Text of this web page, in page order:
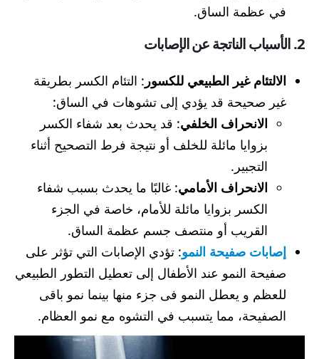
في عظمة الساق.
2. الأسباب الناتجة عن الإصابات
الالتئام غير الطبيعي للكسور : التئام الكسر بطريقة
غير صحيحة قد يؤدي إلى تشوهات في الساق:
الانحراف الخلفي: قد يحدث بعد شفاء الكسر
بزوايا مائلة للخلف أو نتيجة فرط التصحيح أثناء
التجبير.
الانحراف الأمامي: غالبًا ما يحدث بسبب شفاء
الكسر بزوايا مائلة للأمام، خاصة في الجزء
القريب أو منتصف جسم عظمة الساق.
إصابات صفيحة النمو: تؤدي الإصابات التي تؤثر على
صفيحة النمو عند الأطفال إلى تعطيل التطور الطبيعي
للعظم و يعطل النمو فى جزء منها بينما نمو باقى
الصفيحة، مما يتسبب في التشوه مع نمو العظام.